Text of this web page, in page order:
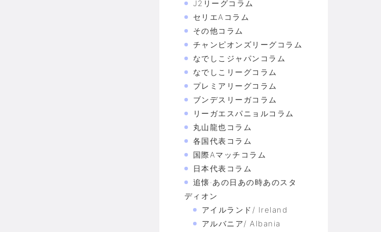
J2リーグコラム
セリエAコラム
その他コラム
チャンピオンズリーグコラム
なでしこジャパンコラム
なでしこリーグコラム
プレミアリーグコラム
ブンデスリーガコラム
リーガエスパニョルコラム
丸山龍也コラム
各国代表コラム
国際Aマッチコラム
日本代表コラム
追懐·あの日あの時あのスタ
ディオン
アイルランド/ Ireland
アルバニア/ Albania